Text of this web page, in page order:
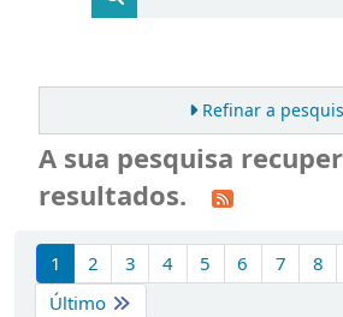
Refinar a
A sua pesquisa
resultados.
Ordenar
1 2 3 4 5 6 7 8
Último